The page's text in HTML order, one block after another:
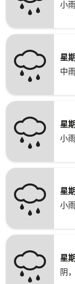
小
星
中
星
小
星
小
星
阴